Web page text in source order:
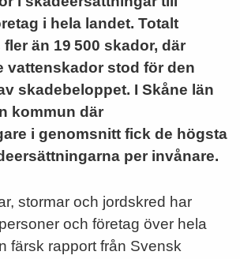
i hela landet. Totalt
än 19 500 skador, där
vattenskador stod för den
skadebeloppet. I Skåne län
kommun där
i genomsnitt fick de högsta
per invånare.
stormar och jordskred har
och företag över hela
färsk rapport från Svensk